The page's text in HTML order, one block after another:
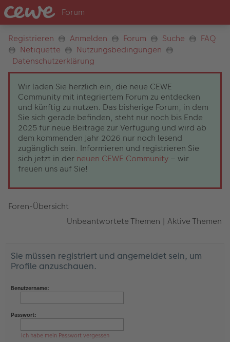
Registrieren Anmelden Forum Suche
FAQ
Netiquette
Nutzungsbedingungen
Datenschutzerklärung
Wir laden Sie herzlich ein, die neue CEWE
Community mit integriertem Forum zu entdecken
und künftig zu nutzen. Das bisherige Forum, in dem
Sie sich gerade befinden, steht nur noch bis Ende
2025 für neue Beiträge zur Verfügung und wird ab
dem kommenden Jahr 2026 nur noch lesend
zugänglich sein. Informieren und registrieren Sie
sich jetzt in der neuen CEWE Community – wir
freuen uns auf Sie!
Foren-Übersicht
Unbeantwortete Themen | Aktive Themen
Sie müssen registriert und angemeldet sein, um
Profile anzuschauen.
Benutzername:
Passwort:
Ich habe mein Passwort vergessen